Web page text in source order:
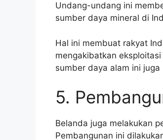
Undang-undang ini
sumber daya mineral di
Hal ini membuat rakyat
mengakibatkan
sumber daya alam ini
5.
Belanda juga melakukan
Pembangunan ini